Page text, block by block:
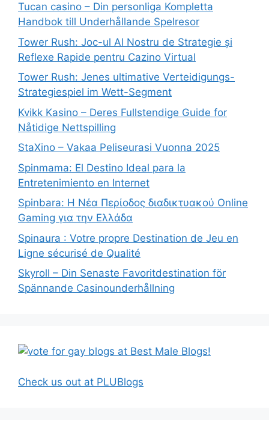
Tucan casino – Din personliga Kompletta
Handbok till Underhållande Spelresor
Tower Rush: Joc-ul Al Nostru de Strategie și
Reflexe Rapide pentru Cazino Virtual
Tower Rush: Jenes ultimative Verteidigungs-
Strategiespiel im Wett-Segment
Kvikk Kasino – Deres Fullstendige Guide for
Nåtidige Nettspilling
StaXino – Vakaa Peliseurasi Vuonna 2025
Spinmama: El Destino Ideal para la
Entretenimiento en Internet
Spinbara: Η Νέα Περίοδος διαδικτυακού Online
Gaming για την Ελλάδα
Spinaura : Votre propre Destination de Jeu en
Ligne sécurisé de Qualité
Skyroll – Din Senaste Favoritdestination för
Spännande Casinounderhållning
Check us out at PLUBlogs